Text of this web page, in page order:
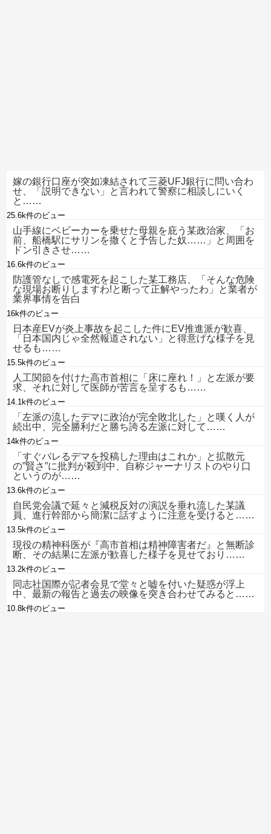
嫁の銀行口座が突如凍結されて三菱UFJ銀行に問い合わ
せ、「説明できない」と言われて警察に相談しにいく
と……
25.6k件のビュー
山手線にベビーカーを乗せた母親を庇う某政治家、「お
前、船橋駅にサリンを撒くと予告した奴……」と周囲を
ドン引きさせ……
16.6k件のビュー
防護管なしで感電死を起こした某工務店、「そんな危険
な現場お断りしますわ!と断って正解やったわ」と業者が
業界事情を告白
16k件のビュー
日本産EVが炎上事故を起こした件にEV推進派が歓喜、
「日本国内じゃ全然報道されない」と得意げな様子を見
せるも……
15.5k件のビュー
人工関節を付けた高市首相に「床に座れ！」と左派が要
求、それに対して医師が苦言を呈するも……
14.1k件のビュー
「左派の流したデマに政治が完全敗北した」と嘆く人が
続出中、完全勝利だと勝ち誇る左派に対して……
14k件のビュー
「すぐバレるデマを投稿した理由はこれか」と拡散元
の”賢さ”に批判が殺到中、自称ジャーナリストのやり口
というのが……
13.6k件のビュー
自民党会議で延々と減税反対の演説を垂れ流した某議
員、進行幹部から簡潔に話すように注意を受けると……
13.5k件のビュー
現役の精神科医が『高市首相は精神障害者だ』と無断診
断、その結果に左派が歓喜した様子を見せており……
13.2k件のビュー
同志社国際が記者会見で堂々と嘘を付いた疑惑が浮上
中、最新の報告と過去の映像を突き合わせてみると……
10.8k件のビュー